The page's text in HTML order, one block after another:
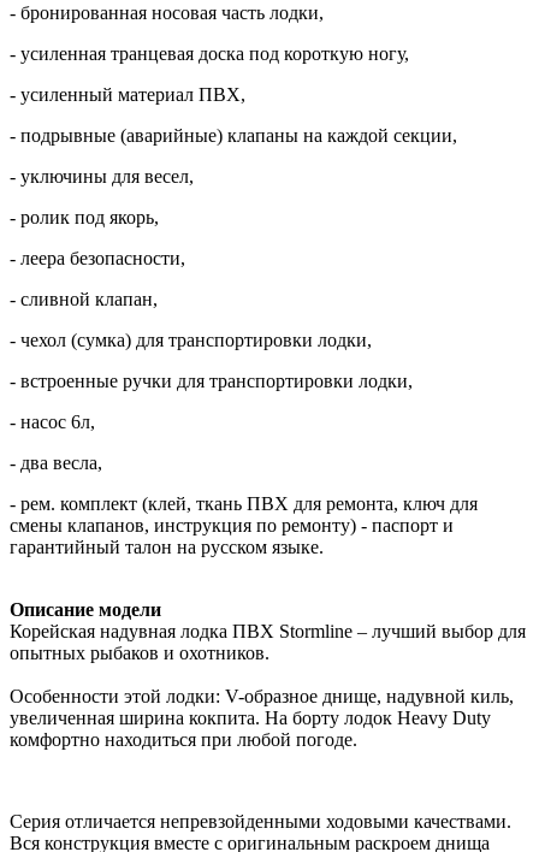
- бронированная носовая часть лодки,
- усиленная транцевая доска под короткую ногу,
- усиленный материал ПВХ,
- подрывные (аварийные) клапаны на каждой секции,
- уключины для весел,
- ролик под якорь,
- леера безопасности,
- сливной клапан,
- чехол (сумка) для транспортировки лодки,
- встроенные ручки для транспортировки лодки,
- насос 6л,
- два весла,
- рем. комплект (клей, ткань ПВХ для ремонта, ключ для
смены клапанов, инструкция по ремонту) - паспорт и
гарантийный талон на русском языке.
Описание модели
Корейская надувная лодка ПВХ Stormline – лучший выбор для
опытных рыбаков и охотников.
Особенности этой лодки: V-образное днище, надувной киль,
увеличенная ширина кокпита. На борту лодок Heavy Duty
комфортно находиться при любой погоде.
Серия отличается непревзойденными ходовыми качествами.
Вся конструкция вместе с оригинальным раскроем днища